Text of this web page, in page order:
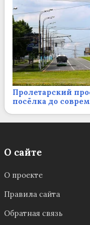
Пролетарский
посёлка до
О сайте
О проекте
Правила сайта
Обратная связь